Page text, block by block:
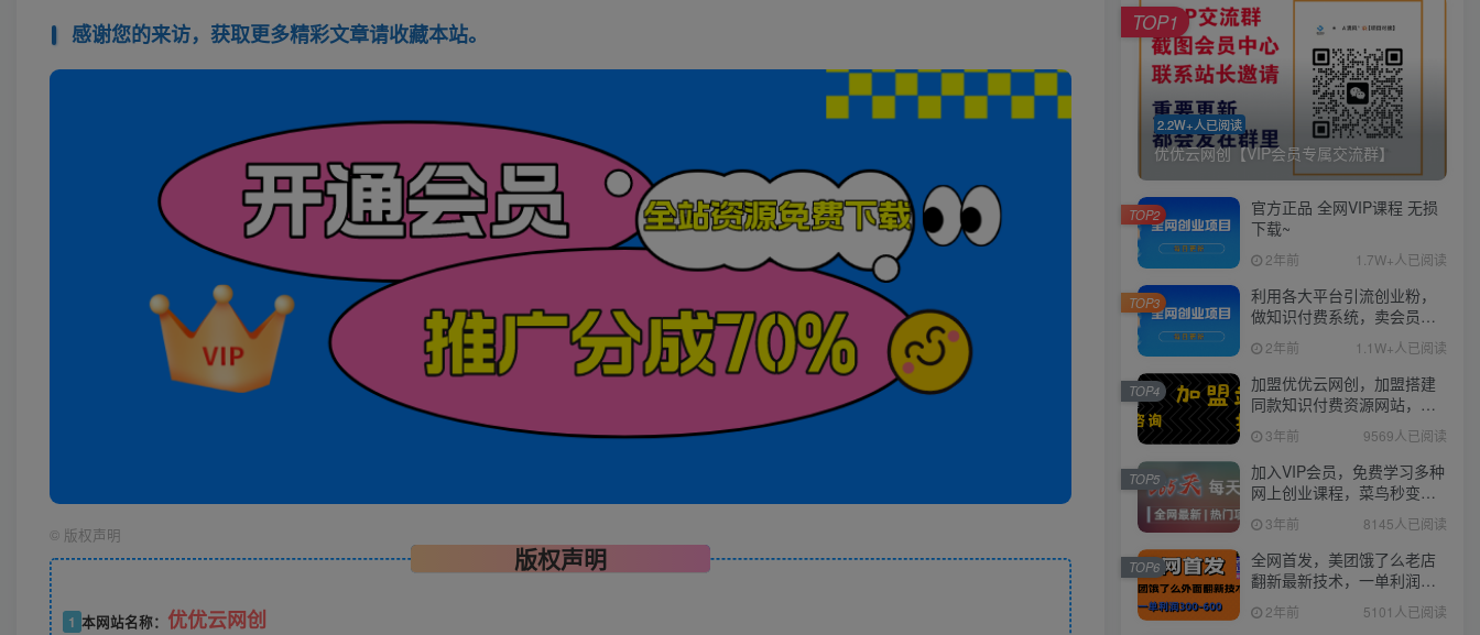
感谢您的来访，获取更多精彩文章请收藏本站。
© 版权声明
版权声明
1 本网站名称： 优优云网创
2.2W+人已阅读
优优云网创【VIP会员专属交流群】
TOP1
官方正品 全网VIP课程 无损
下载~
2年前 1.7W+人已阅读
TOP2
利用各大平台引流创业粉，
做知识付费系统，卖会员，
卖课程，实现日入几百几千
2年前 1.1W+人已阅读
TOP3
加盟优优云网创，加盟搭建
同款知识付费资源网站，实
现长期稳定被动收入~
3年前 9569人已阅读
TOP4
加入VIP会员，免费学习多种
网上创业课程，菜鸟秒变大
神！
3年前 8145人已阅读
TOP5
全网首发，美团饿了么老店
翻新最新技术，一单利润
300-600
2年前 5101人已阅读
TOP6